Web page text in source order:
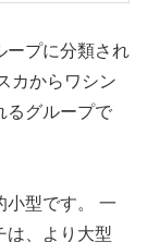
ープに分類され
カからワシン
るグループで
小型です。 一
は、より大型